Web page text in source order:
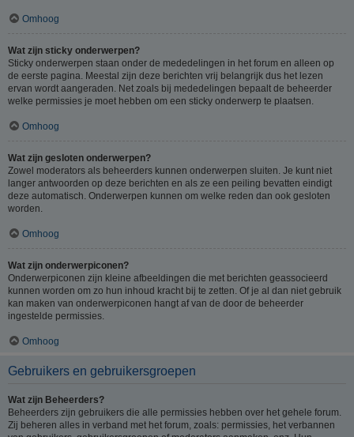
Omhoog
Wat zijn sticky onderwerpen?
Sticky onderwerpen staan onder de mededelingen in het forum en alleen op
de eerste pagina. Meestal zijn deze berichten vrij belangrijk dus het lezen
ervan wordt aangeraden. Net zoals bij mededelingen bepaalt de beheerder
welke permissies je moet hebben om een sticky onderwerp te plaatsen.
Omhoog
Wat zijn gesloten onderwerpen?
Zowel moderators als beheerders kunnen onderwerpen sluiten. Je kunt niet
langer antwoorden op deze berichten en als ze een peiling bevatten eindigt
deze automatisch. Onderwerpen kunnen om welke reden dan ook gesloten
worden.
Omhoog
Wat zijn onderwerpiconen?
Onderwerpiconen zijn kleine afbeeldingen die met berichten geassocieerd
kunnen worden om zo hun inhoud kracht bij te zetten. Of je al dan niet gebruik
kan maken van onderwerpiconen hangt af van de door de beheerder
ingestelde permissies.
Omhoog
Gebruikers en gebruikersgroepen
Wat zijn Beheerders?
Beheerders zijn gebruikers die alle permissies hebben over het gehele forum.
Zij beheren alles in verband met het forum, zoals: permissies, het verbannen